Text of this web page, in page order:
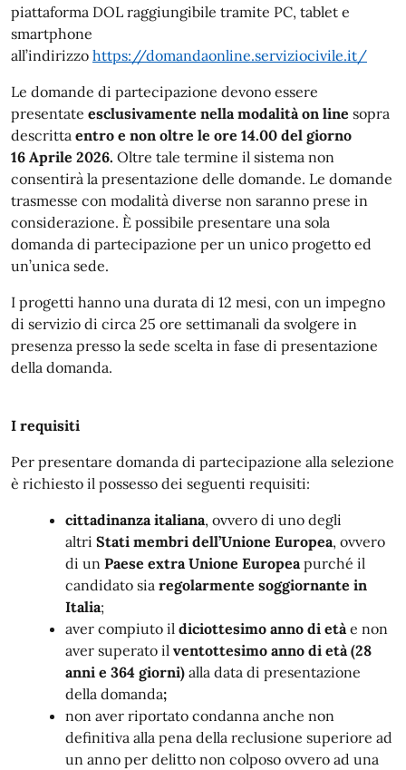
piattaforma DOL raggiungibile tramite PC, tablet e
smartphone
all’indirizzo https://domandaonline.serviziocivile.it/
Le domande di partecipazione devono essere
presentate esclusivamente nella modalità on line sopra
descritta entro e non oltre le ore 14.00 del giorno
16 Aprile 2026. Oltre tale termine il sistema non
consentirà la presentazione delle domande. Le domande
trasmesse con modalità diverse non saranno prese in
considerazione. È possibile presentare una sola
domanda di partecipazione per un unico progetto ed
un’unica sede.
I progetti hanno una durata di 12 mesi, con un impegno
di servizio di circa 25 ore settimanali da svolgere in
presenza presso la sede scelta in fase di presentazione
della domanda.
I requisiti
Per presentare domanda di partecipazione alla selezione
è richiesto il possesso dei seguenti requisiti:
cittadinanza italiana, ovvero di uno degli
altri Stati membri dell’Unione Europea, ovvero
di un Paese extra Unione Europea purché il
candidato sia regolarmente soggiornante in
Italia;
aver compiuto il diciottesimo anno di età e non
aver superato il ventottesimo anno di età (28
anni e 364 giorni) alla data di presentazione
della domanda;
non aver riportato condanna anche non
definitiva alla pena della reclusione superiore ad
un anno per delitto non colposo ovvero ad una